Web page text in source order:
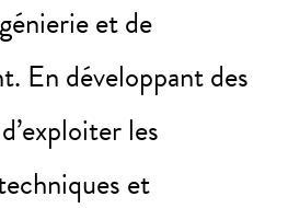
et de
En développant des
les
et